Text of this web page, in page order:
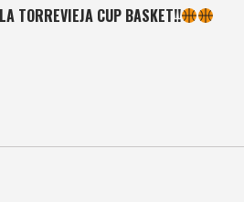
TORREVIEJA CUP BASKET!!